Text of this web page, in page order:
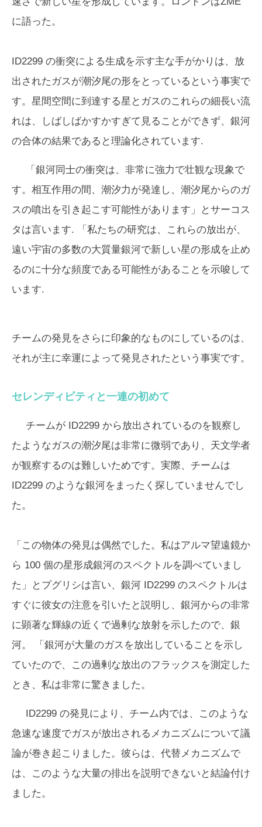
に語った。
ID2299 の衝突による生成を示す主な手がかりは、放
出されたガスが潮汐尾の形をとっているという事実で
す。星間空間に到達する星とガスのこれらの細長い流
れは、しばしばかすかすぎて見ることができず、銀河
の合体の結果であると理論化されています.
「銀河同士の衝突は、非常に強力で壮観な現象で
す。相互作用の間、潮汐力が発達し、潮汐尾からのガ
スの噴出を引き起こす可能性があります」とサーコス
タは言います. 「私たちの研究は、これらの放出が、
遠い宇宙の多数の大質量銀河で新しい星の形成を止め
るのに十分な頻度である可能性があることを示唆して
います.
チームの発見をさらに印象的なものにしているのは、
それが主に幸運によって発見されたという事実です。
セレンディピティと一連の初めて
チームが ID2299 から放出されているのを観察し
たようなガスの潮汐尾は非常に微弱であり、天文学者
が観察するのは難しいためです。実際、チームは
ID2299 のような銀河をまったく探していませんでし
た。
「この物体の発見は偶然でした。私はアルマ望遠鏡か
ら 100 個の星形成銀河のスペクトルを調べていまし
た」とプグリシは言い、銀河 ID2299 のスペクトルは
すぐに彼女の注意を引いたと説明し、銀河からの非常
に顕著な輝線の近くで過剰な放射を示したので、銀
河。 「銀河が大量のガスを放出していることを示し
ていたので、この過剰な放出のフラックスを測定した
とき、私は非常に驚きました。
ID2299 の発見により、チーム内では、このような
急速な速度でガスが放出されるメカニズムについて議
論が巻き起こりました。彼らは、代替メカニズムで
は、このような大量の排出を説明できないと結論付け
ました。